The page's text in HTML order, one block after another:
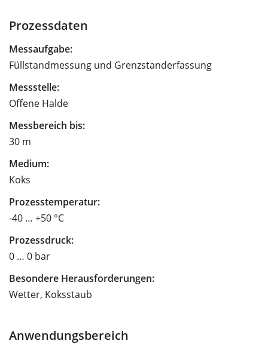
Prozessdaten
Messaufgabe:
Füllstandmessung und Grenzstanderfassung
Messstelle:
Offene Halde
Messbereich bis:
30 m
Medium:
Koks
Prozesstemperatur:
-40 … +50 °C
Prozessdruck:
0 … 0 bar
Besondere Herausforderungen:
Wetter, Koksstaub
Anwendungsbereich